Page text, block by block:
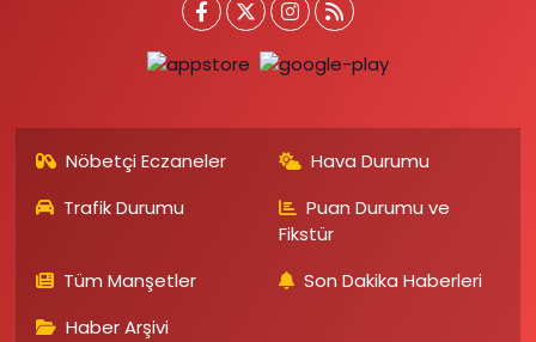
Nöbetçi Eczaneler
Hava Durumu
Trafik Durumu
Puan Durumu ve
Fikstür
Tüm Manşetler
Son Dakika Haberleri
Haber Arşivi